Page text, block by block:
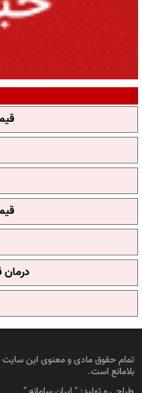
تمام حقوق مادی و معنوی این سایت
بلامانع است.